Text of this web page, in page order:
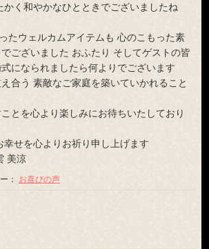
かく和やかなひとときでございましたね
たウェルカムアイテムも 心のこもった素
ございました おふたり そしてゲストの皆
になられましたら何よりでございます
合う 素敵なご家庭を築いていかれること
とを心より楽しみにお待ちいたしており
幸せを心よりお祈り申し上げます
美涼
： お喜びの声